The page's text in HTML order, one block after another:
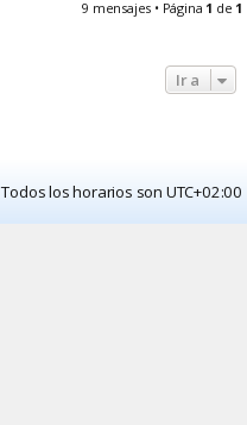
r
9 mensajes • Página 1 de 1
Ir a
Todos los horarios son UTC+02:00